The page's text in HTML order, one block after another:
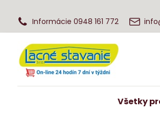
Informácie 0948 161 772
Všetky